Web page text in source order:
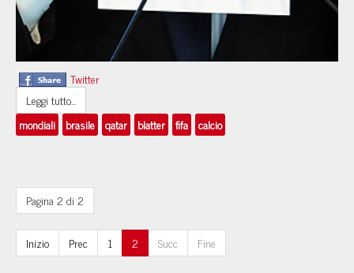
Twitter
Leggi tutto...
mondiali brasile qatar blatter fifa calcio
Pagina 2 di 2
Inizio Prec 1 2 Succ Fine